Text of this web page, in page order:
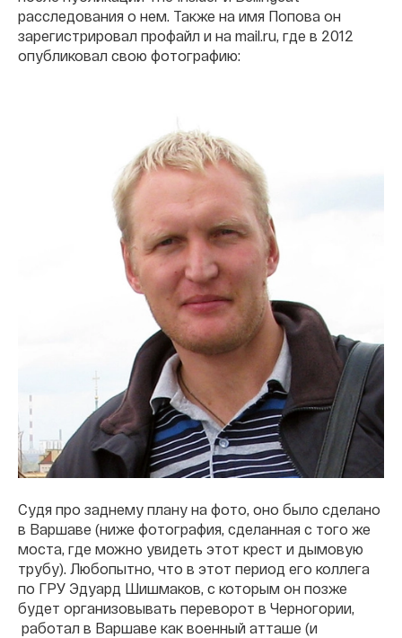
расследования о нем. Также на имя Попова он
зарегистрировал профайл и на mail.ru, где в 2012
опубликовал свою фотографию:
Судя про заднему плану на фото, оно было сделано
в Варшаве (ниже фотография, сделанная с того же
моста, где можно увидеть этот крест и дымовую
трубу). Любопытно, что в этот период его коллега
по ГРУ Эдуард Шишмаков, с которым он позже
будет организовывать переворот в Черногории,
работал в Варшаве как военный атташе (и